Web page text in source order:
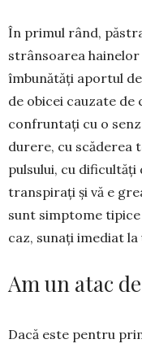
În primul rând,
strânsoarea
îmbunătăți aportul
de obi­cei cauzate
confruntați cu o
durere, cu scă­derea
pul­sului, cu dificultăți
transpirați și vă e
sunt simptome
caz, sunați imediat la
Am un atac
Dacă este pentru